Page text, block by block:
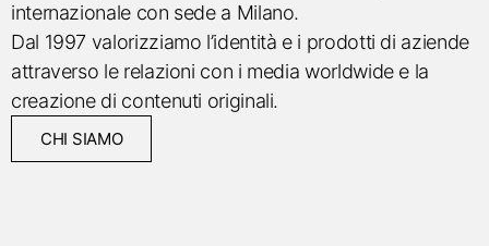
internazionale con sede a Milano.
Dal 1997 valorizziamo l’identità e i prodotti di aziende
attraverso le relazioni con i media worldwide e la
creazione di contenuti originali.
CHI SIAMO